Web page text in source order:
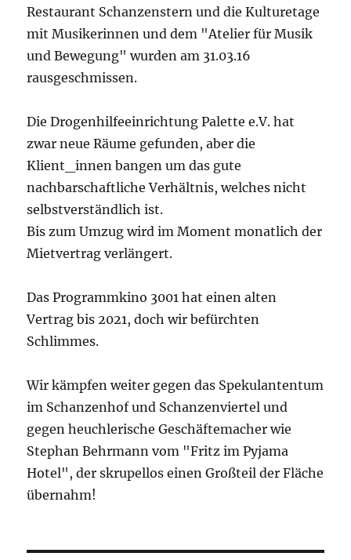
Restaurant Schanzenstern und die Kulturetage
mit Musikerinnen und dem "Atelier für Musik
und Bewegung" wurden am 31.03.16
rausgeschmissen.
Die Drogenhilfeeinrichtung Palette e.V. hat
zwar neue Räume gefunden, aber die
Klient_innen bangen um das gute
nachbarschaftliche Verhältnis, welches nicht
selbstverständlich ist.
Bis zum Umzug wird im Moment monatlich der
Mietvertrag verlängert.
Das Programmkino 3001 hat einen alten
Vertrag bis 2021, doch wir befürchten
Schlimmes.
Wir kämpfen weiter gegen das Spekulantentum
im Schanzenhof und Schanzenviertel und
gegen heuchlerische Geschäftemacher wie
Stephan Behrmann vom "Fritz im Pyjama
Hotel", der skrupellos einen Großteil der Fläche
übernahm!